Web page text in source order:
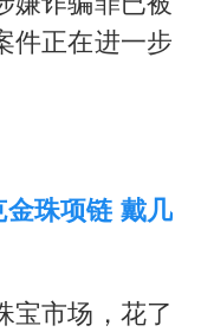
件正在进一步
珠项链 戴几
宝市场，花了